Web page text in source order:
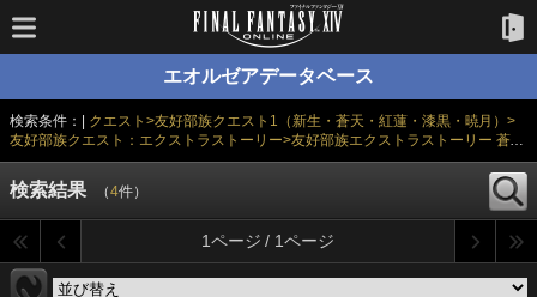
エオルゼアデータベース
検索条件：| クエスト>友好部族クエスト1（新生・蒼天・紅蓮・漆黒・暁月）>
友好部族クエスト：エクストラストーリー>友好部族エクストラストーリー 蒼天
編|
検索結果 （4件）
1ページ / 1ページ